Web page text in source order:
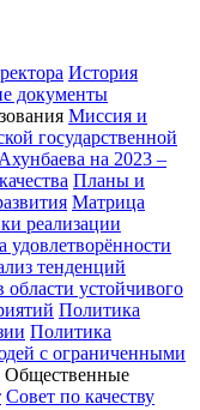
История
документы
Миссия и
государственной
на 2023 –
Планы и
Матрица
реализации
удовлетворённости
тенденций
устойчивого
Политика
Политика
с ограниченными
Общественные
Совет по качеству